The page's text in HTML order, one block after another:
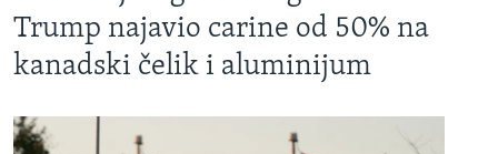
Trump najavio carine od 50% na
kanadski čelik i aluminijum